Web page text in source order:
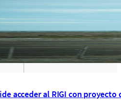
acceder al RIGI con proyecto